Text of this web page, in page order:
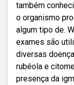
também
o organismo
algum tipo de.
exames são
diversas
rubéola e
presença da